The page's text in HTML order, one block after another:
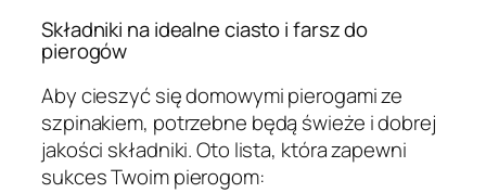
Składniki na idealne ciasto i farsz do
pierogów
Aby cieszyć się domowymi pierogami ze
szpinakiem, potrzebne będą świeże i dobrej
jakości składniki. Oto lista, która zapewni
sukces Twoim pierogom: